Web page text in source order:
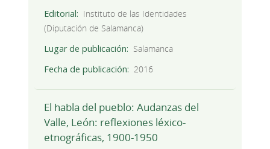
Editorial
Instituto de las Identidades
(Diputación de Salamanca)
Lugar de publicación
Salamanca
Fecha de publicación
2016
El habla del pueblo: Audanzas del
Valle, León: reflexiones léxico-
etnográficas, 1900-1950